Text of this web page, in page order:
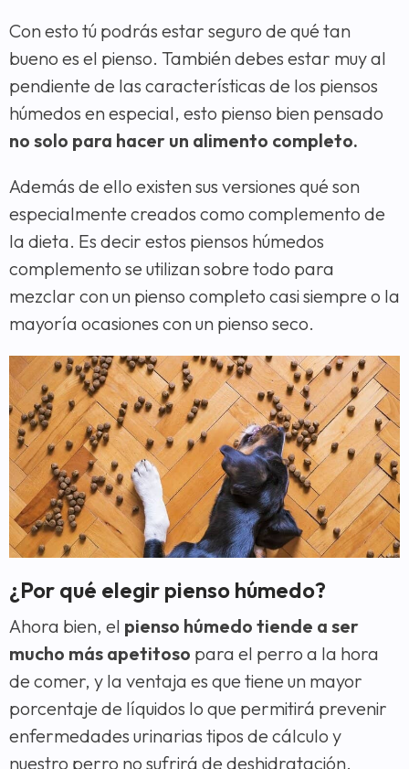
Con esto tú podrás estar seguro de qué tan
bueno es el pienso. También debes estar muy al
pendiente de las características de los piensos
húmedos en especial, esto pienso bien pensado
no solo para hacer un alimento completo.
Además de ello existen sus versiones qué son
especialmente creados como complemento de
la dieta. Es decir estos piensos húmedos
complemento se utilizan sobre todo para
mezclar con un pienso completo casi siempre o la
mayoría ocasiones con un pienso seco.
¿Por qué elegir pienso húmedo?
Ahora bien, el pienso húmedo tiende a ser
mucho más apetitoso para el perro a la hora
de comer, y la ventaja es que tiene un mayor
porcentaje de líquidos lo que permitirá prevenir
enfermedades urinarias tipos de cálculo y
nuestro perro no sufrirá de deshidratación.